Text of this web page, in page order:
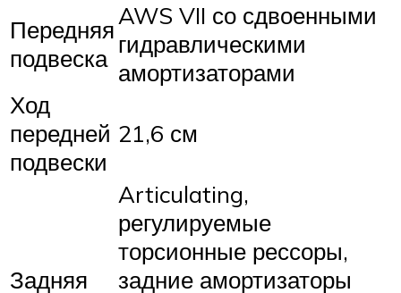
Передняя
подвеска
AWS VII со сдвоенными
гидравлическими
амортизаторами
Ход
передней
подвески
21,6 см
Задняя
Articulating,
регулируемые
торсионные рессоры,
задние амортизаторы